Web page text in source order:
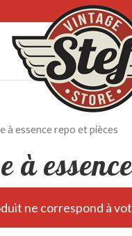
à essence repo et pièces
à
ne correspond à